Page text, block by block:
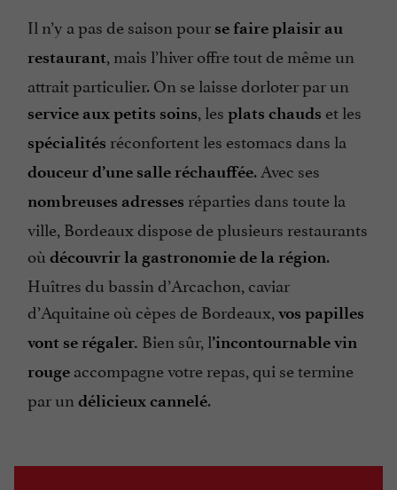
Il n’y a pas de saison pour se faire plaisir au
restaurant, mais l’hiver offre tout de même un
attrait particulier. On se laisse dorloter par un
service aux petits soins, les plats chauds et les
spécialités réconfortent les estomacs dans la
douceur d’une salle réchauffée. Avec ses
nombreuses adresses réparties dans toute la
ville, Bordeaux dispose de plusieurs restaurants
où découvrir la gastronomie de la région.
Huîtres du bassin d’Arcachon, caviar
d’Aquitaine où cèpes de Bordeaux, vos papilles
vont se régaler. Bien sûr, l’incontournable vin
rouge accompagne votre repas, qui se termine
par un délicieux cannelé.